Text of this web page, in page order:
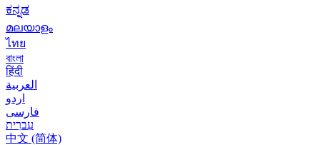
ಕನ್ನಡ
മലയാളം
ไทย
বাংলা
हिंदी
العربية
اردو
فارسی
עִברִית
中文 (简体)